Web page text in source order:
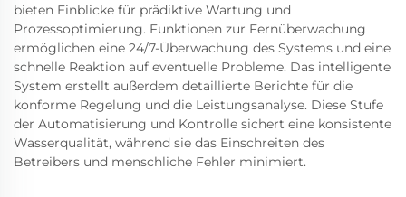
bieten Einblicke für prädiktive Wartung und
Prozessoptimierung. Funktionen zur Fernüberwachung
ermöglichen eine 24/7-Überwachung des Systems und eine
schnelle Reaktion auf eventuelle Probleme. Das intelligente
System erstellt außerdem detaillierte Berichte für die
konforme Regelung und die Leistungsanalyse. Diese Stufe
der Automatisierung und Kontrolle sichert eine konsistente
Wasserqualität, während sie das Einschreiten des
Betreibers und menschliche Fehler minimiert.